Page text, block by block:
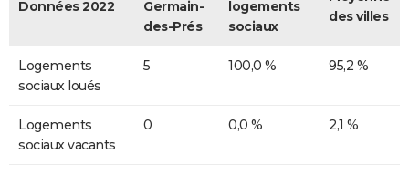
Données 2022
Germain-
des-Prés
logements
sociaux
des villes
Logements
sociaux loués
5 100,0 % 95,2 %
Logements
sociaux vacants
0 0,0 % 2,1 %